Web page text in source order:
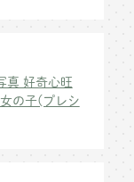
真 好奇心旺
の子(プレシ